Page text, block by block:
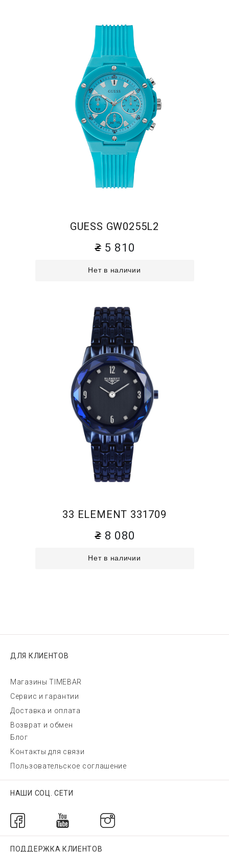
GUESS GW0255L2
5 810
Нет в наличии
33 ELEMENT 331709
8 080
Нет в наличии
ДЛЯ КЛИЕНТОВ
Магазины TIMEBAR
Сервис и гарантии
Доставка и оплата
Возврат и обмен
Блог
Контакты для связи
Пользовательское соглашение
НАШИ СОЦ. СЕТИ
ПОДДЕРЖКА КЛИЕНТОВ